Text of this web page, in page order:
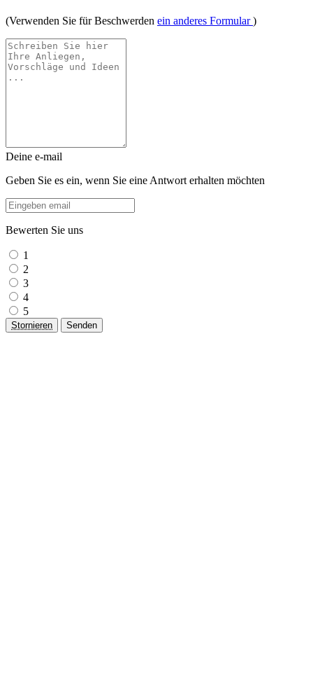
(Verwenden Sie für Beschwerden ein anderes Formular)
Deine e-mail
Geben Sie es ein, wenn Sie eine Antwort erhalten möchten
Bewerten Sie uns
1
2
3
4
5
Stornieren Senden